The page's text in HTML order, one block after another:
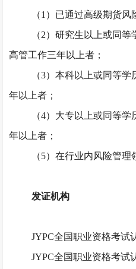
（1）已通过高级期货风
（2）研究生以上或同等
高管工作三年以上者；
（3）本科以上或同等学
年以上者；
（4）大专以上或同等学
年以上者；
（5）在行业内风险管理
发证机构
JYPC全国职业资格考试
JYPC全国职业资格考试